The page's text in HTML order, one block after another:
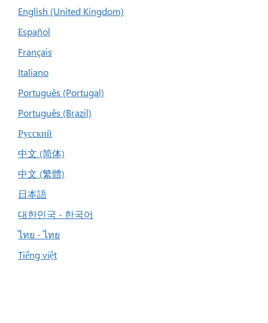
English (United Kingdom)
Español
Français
Italiano
Português (Portugal)
Português (Brazil)
Русский
中文 (简体)
中文 (繁體)
日本語
대한민국 - 한국어
ไทย - ไทย
Tiếng việt